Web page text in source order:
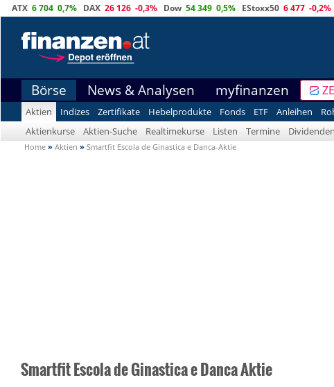
ATX 6 704 0,7% DAX 26 126 -0,3% Dow 54 349 0,5% EStoxx50 6 477 -0,2%
Börse News & Analysen myfinanzen
Aktien Indizes Zertifikate Hebelprodukte Fonds ETF Anleihen
Aktienkurse
Aktien-Suche Realtimekurse Listen Termine Dividenden
Home » Aktien » Smartfit Escola de Ginastica e Danca-Aktie
Smartfit Escola de Ginastica e Danca Aktie